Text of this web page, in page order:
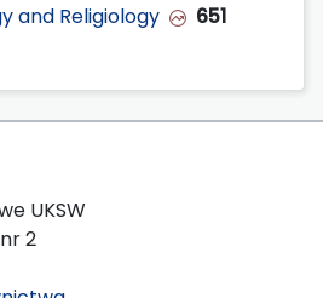
and Religiology
651
UKSW
2